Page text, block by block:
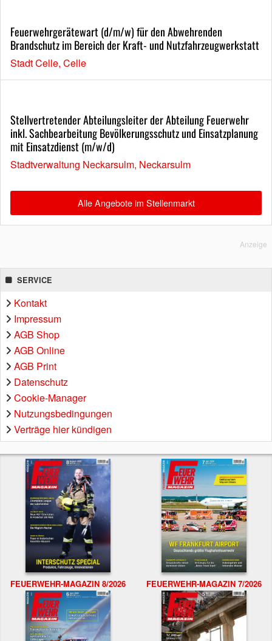
Feuerwehrgerätewart (d/m/w) für den Abwehrenden
Brandschutz im Bereich der Kraft- und Nutzfahrzeugwerkstatt
Stadt Celle, Celle
Stellvertretender Abteilungsleiter der Abteilung Feuerwehr
inkl. Sachbearbeitung Bevölkerungsschutz und Einsatzplanung
mit Einsatzdienst (m/w/d)
Stadtverwaltung Neckarsulm, Neckarsulm
Alle Angebote im Stellenmarkt
Anzeige
SERVICE
Kontakt
Impressum
AGB Shop
AGB Online
AGB Print
Datenschutz
Cookie-Manager
Nutzungsbedingungen
Verträge hier kündigen
FEUERWEHR-MAGAZIN 8/2026 FEUERWEHR-MAGAZIN 7/2026